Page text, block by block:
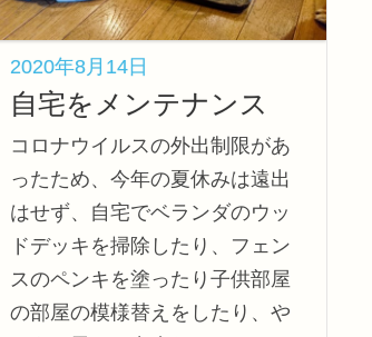
2020年8月14日
自宅をメンテナンス
コロナウイルスの外出制限があ
ったため、今年の夏休みは遠出
はせず、自宅でベランダのウッ
ドデッキを掃除したり、フェン
スのペンキを塗ったり子供部屋
の部屋の模様替えをしたり、や